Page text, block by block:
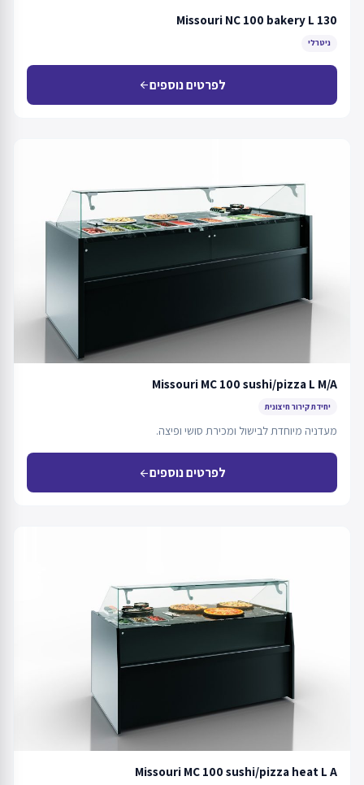
Missouri NC 100 bakery L 130
ניטרלי
לפרטים נוספיםarrow_back
Missouri MC 100 sushi/pizza L M/A
יחידת קירור חיצונית
מעדניה מיוחדת לבישול ומכירת סושי ופיצה.
לפרטים נוספיםarrow_back
Missouri MC 100 sushi/pizza heat L A